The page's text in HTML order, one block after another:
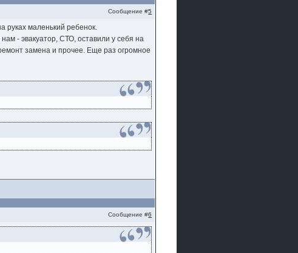
Сообщение #5
руках маленький ребенок.
- эвакуатор, СТО, оставили у себя на
замена и прочее. Еще раз огромное
Сообщение #6